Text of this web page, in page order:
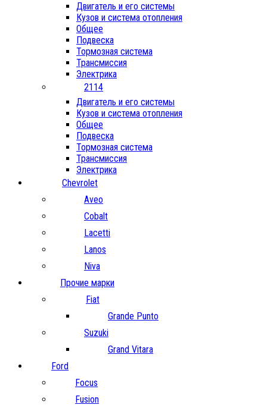
Двигатель и его системы
Кузов и система отопления
Общее
Подвеска
Тормозная система
Трансмиссия
Электрика
2114
Двигатель и его системы
Кузов и система отопления
Общее
Подвеска
Тормозная система
Трансмиссия
Электрика
Chevrolet
Aveo
Cobalt
Lacetti
Lanos
Niva
Прочие марки
Fiat
Grande Punto
Suzuki
Grand Vitara
Ford
Focus
Fusion